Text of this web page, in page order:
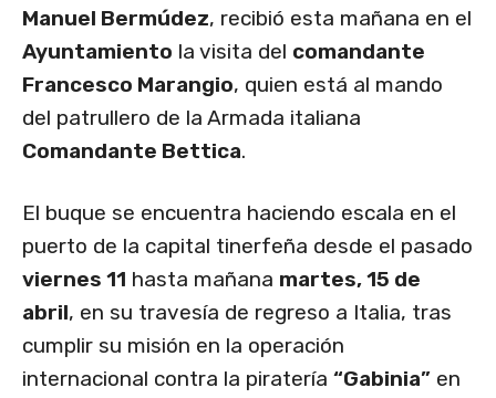
Manuel Bermúdez, recibió esta mañana en el
Ayuntamiento la visita del comandante
Francesco Marangio, quien está al mando
del patrullero de la Armada italiana
Comandante Bettica.
El buque se encuentra haciendo escala en el
puerto de la capital tinerfeña desde el pasado
viernes 11 hasta mañana martes, 15 de
abril, en su travesía de regreso a Italia, tras
cumplir su misión en la operación
internacional contra la piratería “Gabinia” en